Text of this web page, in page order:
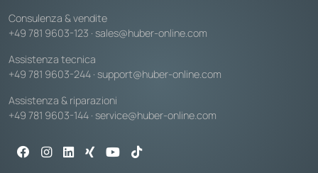
Consulenza & vendite
+49 781 9603-123 · sales@huber-online.com
Assistenza tecnica
+49 781 9603-244 · support@huber-online.com
Assistenza & riparazioni
+49 781 9603-144 · service@huber-online.com